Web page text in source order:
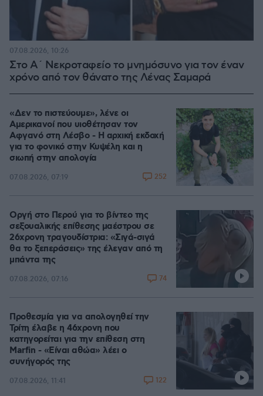
Στο Α΄ Νεκροταφείο το μνημόσυνο για τον έναν
χρόνο από τον θάνατο της Λένας Σαμαρά
07.08.2026, 10:26
«Δεν το πιστεύουμε», λένε οι
Αμερικανοί που υιοθέτησαν τον
Αφγανό στη Λέσβο - Η αρχική εκδοχή
για το φονικό στην Κυψέλη και η
σιωπή στην απολογία
07.08.2026, 07:19 252
Οργή στο Περού για το βίντεο της
σεξουαλικής επίθεσης μαέστρου σε
26χρονη τραγουδίστρια: «Σιγά-σιγά
θα το ξεπεράσεις» της έλεγαν από τη
μπάντα της
07.08.2026, 07:16 74
Προθεσμία για να απολογηθεί την
Τρίτη έλαβε η 46χρονη που
κατηγορείται για την επίθεση στη
Marfin - «Είναι αθώα» λέει ο
συνήγορός της
07.08.2026, 11:41 122